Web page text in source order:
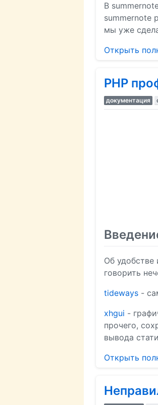
В
summernote
мы уже
Открыть
PHP
документация
Об удобстве
говорить
tideways -
xhgui -
прочего,
вывода
Открыть